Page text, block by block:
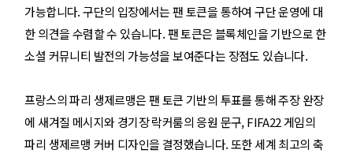
가능합니다. 구단의 입장에서는 팬 토큰을 통하여 구단 운영에 대
한 의견을 수렴할 수 있습니다. 팬 토큰은 블록체인을 기반으로 한
소셜 커뮤니티 발전의 가능성을 보여준다는 장점도 있습니다.
프랑스의 파리 생제르맹은 팬 토큰 기반의 투표를 통해 주장 완장
에 새겨질 메시지와 경기장 락커룸의 응원 문구, FIFA22 게임의
파리 생제르맹 커버 디자인을 결정했습니다. 또한 세계 최고의 축